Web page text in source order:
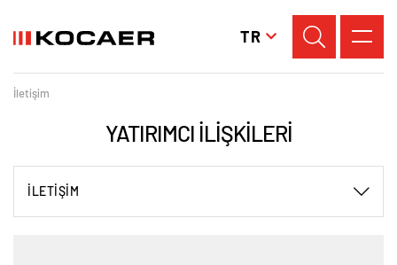
TR
İletişim
YATIRIMCI İLİŞKİLERİ
İLETİŞİM